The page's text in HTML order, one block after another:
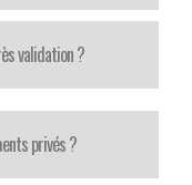
validation ?
privés ?